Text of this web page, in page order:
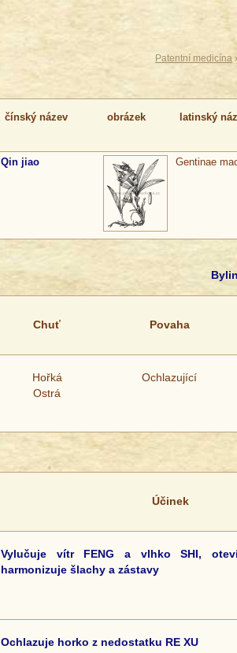
Patentní medicína
čínský název obrázek latinský
Qin jiao Gentinae
Chuť Povaha
Hořká
Ostrá
Ochlazující
Účinek
Vylučuje vítr FENG a vlhko SHI,
harmonizuje šlachy a zástavy
Ochlazuje horko z nedostatku RE XU